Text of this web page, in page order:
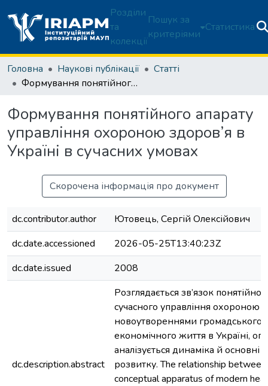
Розділи
та
колекції
Пошук за
критеріями
Статистика
Головна Наукові публікації
Статті
Формування понятійного апарату управління охороною здоров’я в Україні в сучасних умовах
Формування понятійного апарату
управління охороною здоров’я в
Україні в сучасних умовах
Скорочена інформація про документ
dc.contributor.author
Ютовець, Сергій Олексійович
dc.date.accessioned
2026-05-25T13:40:23Z
dc.date.issued
2008
dc.description.abstract
Розглядається зв’язок
сучасного управління охороною
новоутвореннями громадського
економічного життя в Україні,
аналізується динаміка й основні
розвитку. The relationship
conceptual apparatus of modern